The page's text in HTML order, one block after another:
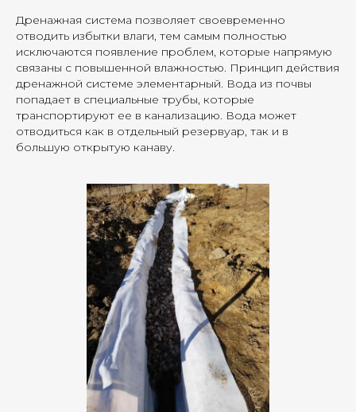
Дренажная система позволяет своевременно
отводить избытки влаги, тем самым полностью
исключаются появление проблем, которые напрямую
связаны с повышенной влажностью. Принцип действия
дренажной системе элементарный. Вода из почвы
попадает в специальные трубы, которые
транспортируют ее в канализацию. Вода может
отводиться как в отдельный резервуар, так и в
большую открытую канаву.